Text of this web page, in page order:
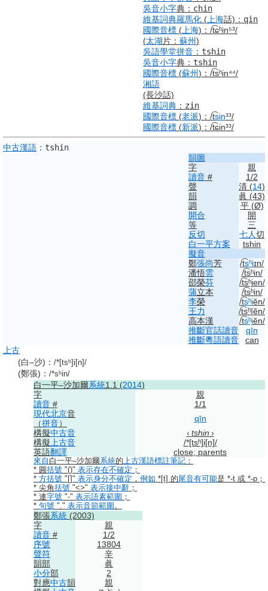
吳音小字典 ： chin
維基詞典羅馬化 ( 上海話) ： qin
國際音標 ( 上海) ： /t͡ɕʰin⁵³/
(太湖片： 蘇州)
吳語學堂拼音 ： tshin
吳音小字典 ： tshin
國際音標 (蘇州) ： /t͡sʰin⁴⁴/
湘語
(長沙話)
維基詞典 ： zin
國際音標 (老派) ： /t͡sin³³/
國際音標 (新派) ： /t͡ɕin³³/
中古漢語 ： tshin
韻圖
字
親
讀音 #
1/2
聲
清 (14)
韻
眞 (43)
調
平 (Ø)
開合
開
等
三
反切
七人切
白一平方案
tshin
擬音
鄭張尚芳 /t͡sʰiɪn/
潘悟雲
/t͡sʰin/
邵榮芬
/t͡sʰjen/
蒲立本
/t͡sʰin/
李榮 /t͡sʰiĕn/
王力
/t͡sʰĭĕn/
高本漢
/t͡sʰi̯ĕn/
推斷官話讀音
qīn
推斷粵語讀音
can
上古
(白–沙) ： /*[tsʰ]i[n]/
(鄭張) ： /*sʰin/
白一平–沙加爾系統1.1 (2014)
字
親
讀音 #
1/1
現代北京音
（拼音）
qīn
構擬中古音 ‹ tshin ›
構擬 上古音
/*[tsʰ]i[n]/
英語翻譯 close; parents
來自 白一平–沙加爾系統的上古漢語標註筆記 ：
* 圓括號 "()" 表示存在不確定 ；
* 方括號 "[]" 表示身分不確定 ， 例如 *[t] 的尾音有可能是 *-t 或 *-p；
* 尖角括號 "<>" 表示接中辭 ；
* 連字號 "-" 表示語素範圍 ；
* 句號 "." 表示音節範圍 。
鄭張系統 (2003)
字
親
讀音 #
1/2
序號
13804
聲符
辛
韻部
眞
小分部
2
對應中古韻
親